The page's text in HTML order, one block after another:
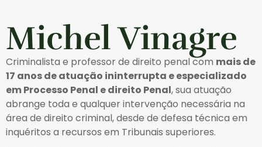
Michel Vinagre
Criminalista e professor de direito penal com mais de
17 anos de atuação ininterrupta e especializado
em Processo Penal e direito Penal, sua atuação
abrange toda e qualquer intervenção necessária na
área de direito criminal, desde de defesa técnica em
inquéritos a recursos em Tribunais superiores.